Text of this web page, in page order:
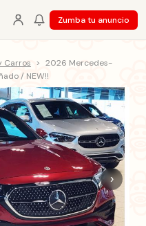
Zumba tu anuncio
Carros > 2026 Mercedes-
/ NEW!!
›